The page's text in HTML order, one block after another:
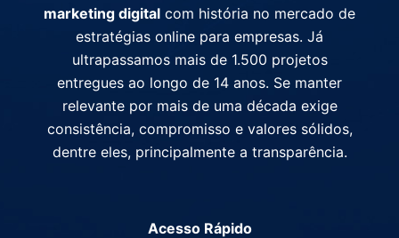
marketing digital com história no mercado de
estratégias online para empresas. Já
ultrapassamos mais de 1.500 projetos
entregues ao longo de 14 anos. Se manter
relevante por mais de uma década exige
consistência, compromisso e valores sólidos,
dentre eles, principalmente a transparência.
Acesso Rápido